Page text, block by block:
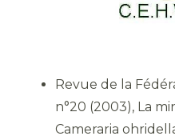
Revue de la
n°20 (2003), La
Cameraria